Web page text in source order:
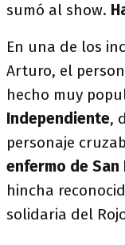
sumó al show.
En una de los
Arturo, el
hecho muy
Independiente,
personaje
enfermo de San
hincha
solidaria del